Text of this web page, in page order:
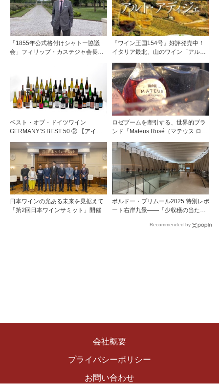
「1855年公式格付けシャトー協議
会」フィリップ・カステジャ会長イ
『ワイン王国154号』好評発売中！
イタリア最北、山のワイン「アル
エが偏愛するシャンパーニュ」第二
特集「この夏の主役！ ナチュラルな
ロゼワイン」
ベスト・オブ・ドイツワイン
GERMANY’S BEST 50 ② 【アイテ
ロゼブームを牽引する、世界的ブラ
ンド『Mateus Rosé（マテウス ロ
日本ワインの光ある未来を見据えて
「第2回日本ワインサミット」開催
ボルドー・プリムール2025 特別レポ
ート右岸九景――「少収穫の当たり
ンテミリオン 有力9シャトー訪問記
Recommended by
会社概要
プライバシーポリシー
お問い合わせ